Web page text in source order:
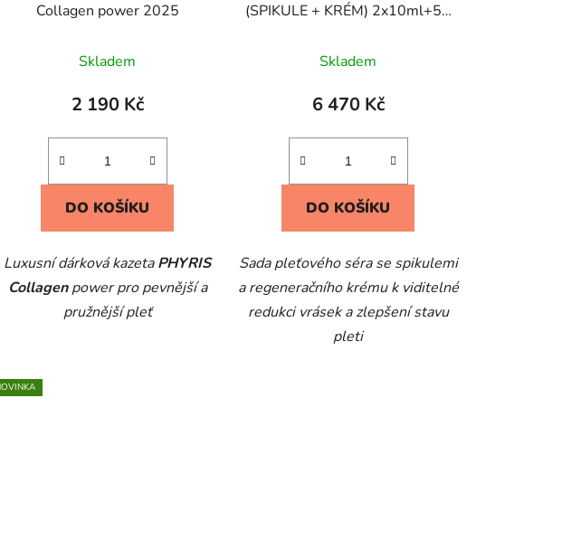
Collagen power 2025
Skladem
2 190 Kč
DO KOŠÍKU
Luxusní dárková kazetaPHYRIS
Collagenpower pro pevnější a
pružnější pleť
(SPIKULE + KRÉM) 2x10ml+50
Skladem
6 470 Kč
DO KOŠÍKU
Sada pleťového séra se spikulemi
a regeneračního krému k viditelné
redukci vrásek a zlepšení stavu
pleti